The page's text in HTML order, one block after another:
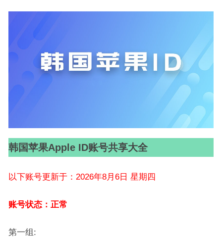
韩国苹果Apple ID账号共享大全
以下账号更新于：2026年8月6日 星期四
账号状态：正常
第一组: